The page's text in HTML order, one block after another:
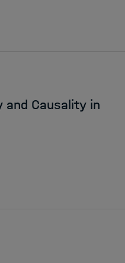
and Causality in